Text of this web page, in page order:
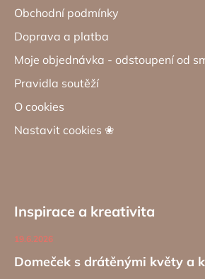
Obchodní podmínky
Doprava a platba
Moje objednávka - odstoupení od
Pravidla soutěží
O cookies
Nastavit cookies ❀
Inspirace a kreativita
Domeček s drátěnými květy a
19.6.2026